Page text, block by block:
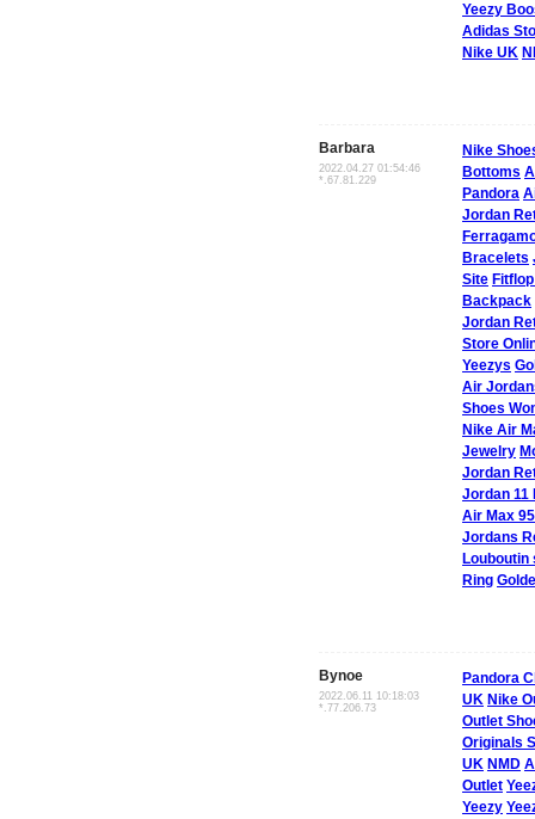
Yeezy
Adidas
Nike UK
Barbara
2022.04.27 01:54:46
*.67.81.229
Nike
Bottoms
Pandora
Jordan
Bracelets
Site
Backpack
Jordan
Store
Yeezys
Air
Shoes
Nike Air
Jewelry
Jordan
Jordan 11
Air Max 95
Jordans
Louboutin
Ring
Bynoe
2022.06.11 10:18:03
*.77.206.73
Pandora
UK Nike
Outlet
Originals
UK NMD
Outlet
Yeezy